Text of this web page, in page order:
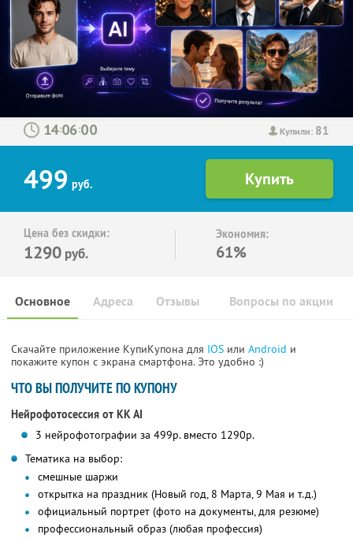
Купили: 81
: :
499 руб.
Цена без скидки:
1290 руб.
Экономия:
61%
Основное Отзывы Вопросы по акции
Адреса
Скачайте приложение КупиКупона для IOS или Android и
покажите купон с экрана смартфона. Это удобно :)
ЧТО ВЫ ПОЛУЧИТЕ ПО КУПОНУ
Нейрофотосессия от KK AI
3 нейрофотографии за 499р. вместо 1290р.
Тематика на выбор:
смешные шаржи
открытка на праздник (Новый год, 8 Марта, 9 Мая и т.д.)
официальный портрет (фото на документы, для резюме)
профессиональный образ (любая профессия)